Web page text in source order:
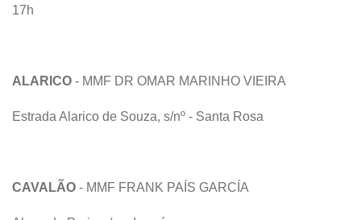
17h
ALARICO - MMF DR OMAR MARINHO VIEIRA
Estrada Alarico de Souza, s/nº - Santa Rosa
CAVALÃO - MMF FRANK PAÍS GARCÍA